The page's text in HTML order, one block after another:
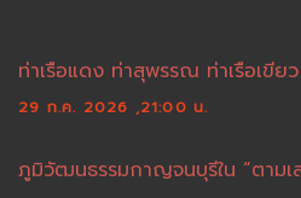
ท่าเรือแดง ท่าสุพรรณ ท่าเรือเขียว
29 ก.ค. 2026 ,21:00 น.
ภูมิวัฒนธรรมกาญจนบุรีใน “ตามเ